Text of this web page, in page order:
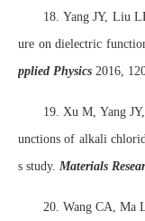
18. Yang JY, Liu
ure on dielectric
pplied Physics 2016,
19. Xu M, Yang
unctions of alkali
s study. Materials
20. Wang CA, Ma